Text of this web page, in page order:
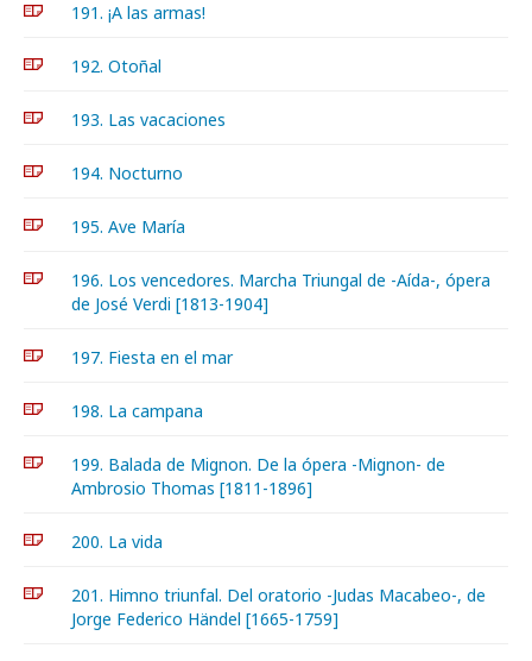
191. ¡A las armas!
192. Otoñal
193. Las vacaciones
194. Nocturno
195. Ave María
196. Los vencedores. Marcha Triungal de -Aída-, ópera
de José Verdi [1813-1904]
197. Fiesta en el mar
198. La campana
199. Balada de Mignon. De la ópera -Mignon- de
Ambrosio Thomas [1811-1896]
200. La vida
201. Himno triunfal. Del oratorio -Judas Macabeo-, de
Jorge Federico Händel [1665-1759]